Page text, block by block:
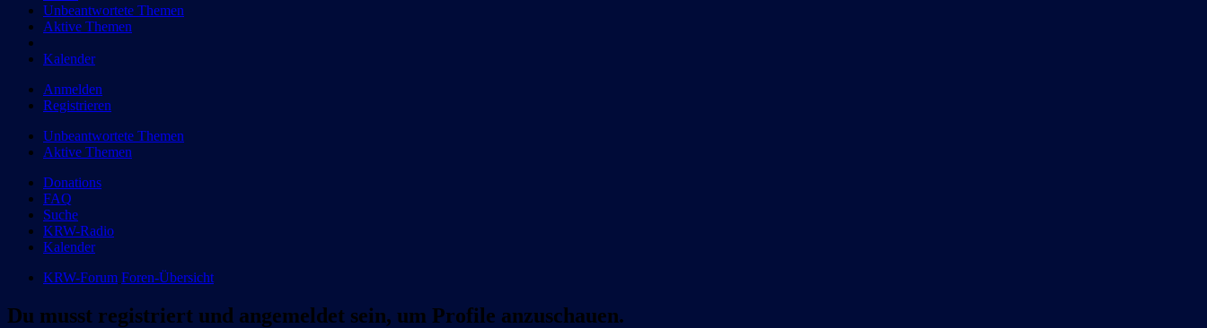
Unbeantwortete Themen
Aktive Themen
Kalender
Anmelden
Registrieren
Unbeantwortete Themen
Aktive Themen
Donations
FAQ
Suche
KRW-Radio
Kalender
KRW-Forum Foren-Übersicht
Du musst registriert und angemeldet sein, um Profile anzuschauen.